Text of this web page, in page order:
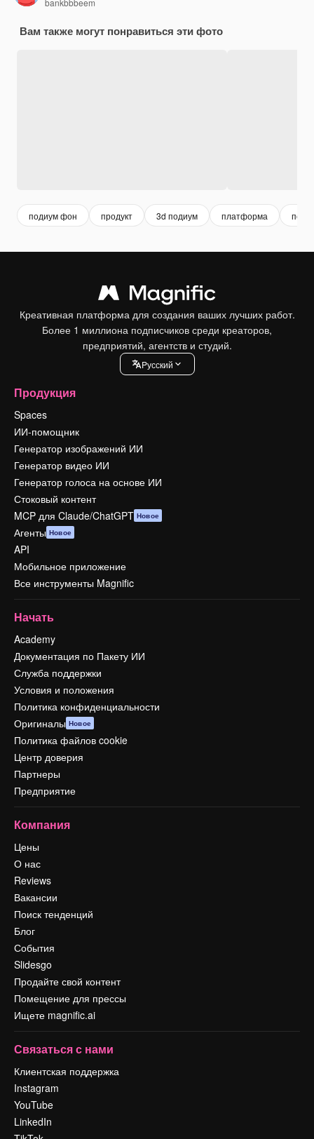
Вам также могут понравиться эти фото
подиум фон продукт 3d подиум платформа
Креативная платформа для создания ваших лучших работ.
Более 1 миллиона подписчиков среди креаторов,
предприятий, агентств и студий.
Pусский
Продукция
Spaces
ИИ-помощник
Генератор изображений ИИ
Генератор видео ИИ
Генератор голоса на основе ИИ
Стоковый контент
MCP для Claude/ChatGPT Новое
Агенты Новое
API
Мобильное приложение
Все инструменты Magnific
Начать
Academy
Документация по Пакету ИИ
Служба поддержки
Условия и положения
Политика конфиденциальности
Оригиналы Новое
Политика файлов cookie
Центр доверия
Партнеры
Предприятие
Компания
Цены
О нас
Reviews
Вакансии
Поиск тенденций
Блог
События
Slidesgo
Продайте свой контент
Помещение для прессы
Ищете magnific.ai
Связаться с нами
Клиентская поддержка
Instagram
YouTube
LinkedIn